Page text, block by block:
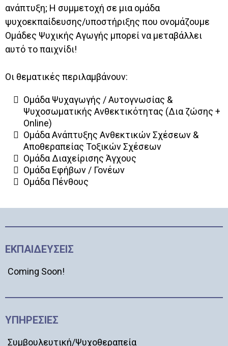
ανάπτυξη; Η συμμετοχή σε μια ομάδα
ψυχοεκπαίδευσης/υποστήριξης που ονομάζουμε
Ομάδες Ψυχικής Αγωγής μπορεί να μεταβάλλει
αυτό το παιχνίδι!
Οι θεματικές περιλαμβάνουν:
Ομάδα Ψυχαγωγής / Αυτογνωσίας &
Ψυχοσωματικής Ανθεκτικότητας (Δια ζώσης +
Online)
Ομάδα Ανάπτυξης Ανθεκτικών Σχέσεων &
Αποθεραπείας Τοξικών Σχέσεων
Ομάδα Διαχείρισης Άγχους
Ομάδα Εφήβων / Γονέων
Ομάδα Πένθους
ΕΚΠΑΙΔΕΥΣΕΙΣ
Coming Soon!
ΥΠΗΡΕΣΙΕΣ
Συμβουλευτική/Ψυχοθεραπεία